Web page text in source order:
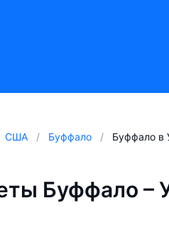
США Буффало Буффало в
Буффало –